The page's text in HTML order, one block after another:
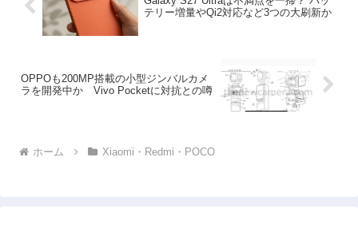
テリー増量やQi2対応など3つの大刷新か
OPPOも200MP搭載の小型ジンバルカメ
ラを開発中か Vivo Pocketに対抗との噂
ホーム Xiaomi・Redmi・POCO